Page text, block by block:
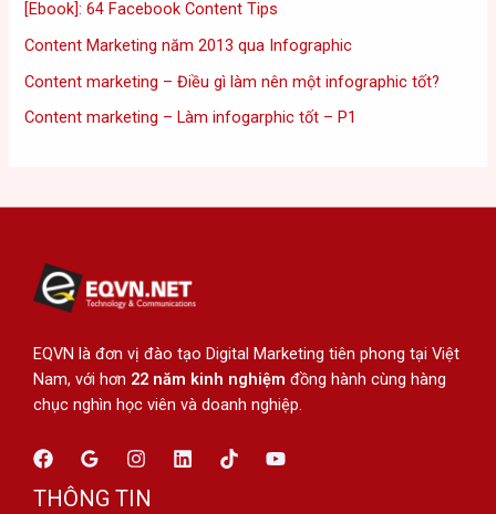
[Ebook]: 64 Facebook Content Tips
Content Marketing năm 2013 qua Infographic
Content marketing – Điều gì làm nên một infographic tốt?
Content marketing – Làm infogarphic tốt – P1
EQVN là đơn vị đào tạo Digital Marketing tiên phong tại Việt
Nam, với hơn 22 năm kinh nghiệm đồng hành cùng hàng
chục nghìn học viên và doanh nghiệp.
THÔNG TIN